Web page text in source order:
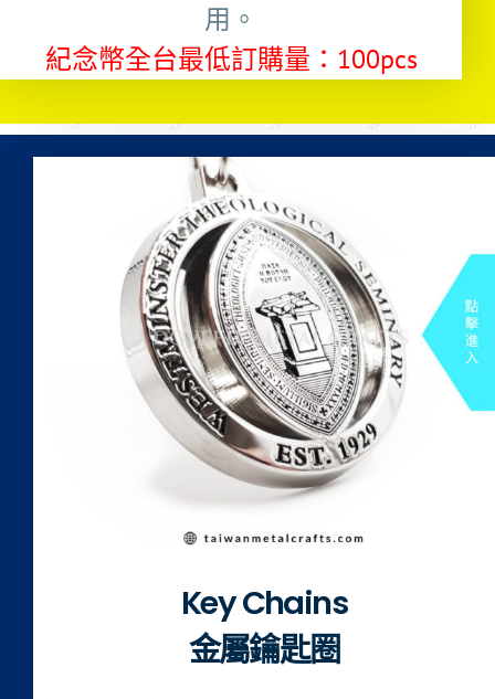
用。
紀念幣全台最低訂購量：100pcs
Key Chains
金屬鑰匙圈